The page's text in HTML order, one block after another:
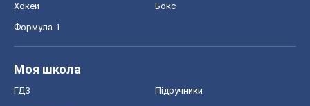
Хокей Бокс
Формула-1
Моя школа
ГДЗ Підручники